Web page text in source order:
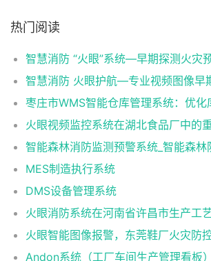
热门阅读
智慧消防 “火眼”系统—早期探测火灾
火眼视频监控系统在湖北食品厂中的
MES制造执行系统
DMS设备管理系统
Andon系统（工厂车间生产管理看板）